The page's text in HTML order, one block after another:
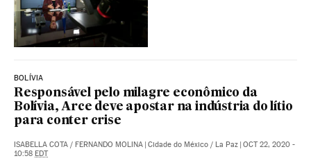
BOLÍVIA
Responsável pelo milagre econômico da
Bolívia, Arce deve apostar na indústria do lítio
para conter crise
ISABELLA COTA / FERNANDO MOLINA | Cidade do México / La Paz | OCT 22, 2020 -
10:58 EDT